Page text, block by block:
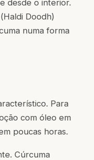
desde o interior.
Haldi Doodh)
numa forma
Para
com óleo em
poucas horas.
Cúrcuma